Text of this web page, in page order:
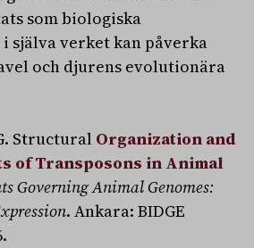
som biologiska
själva verket kan påverka
och djurens evolutionära
Structural Organization and
of Transposons in Animal
Governing Animal Genomes:
. Ankara: BIDGE